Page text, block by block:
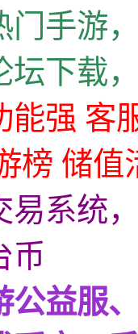
手游
坛下载
强 客
榜 储值
系统
币
公益服